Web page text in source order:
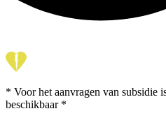
* Voor het aanvragen van subsidie
beschikbaar *